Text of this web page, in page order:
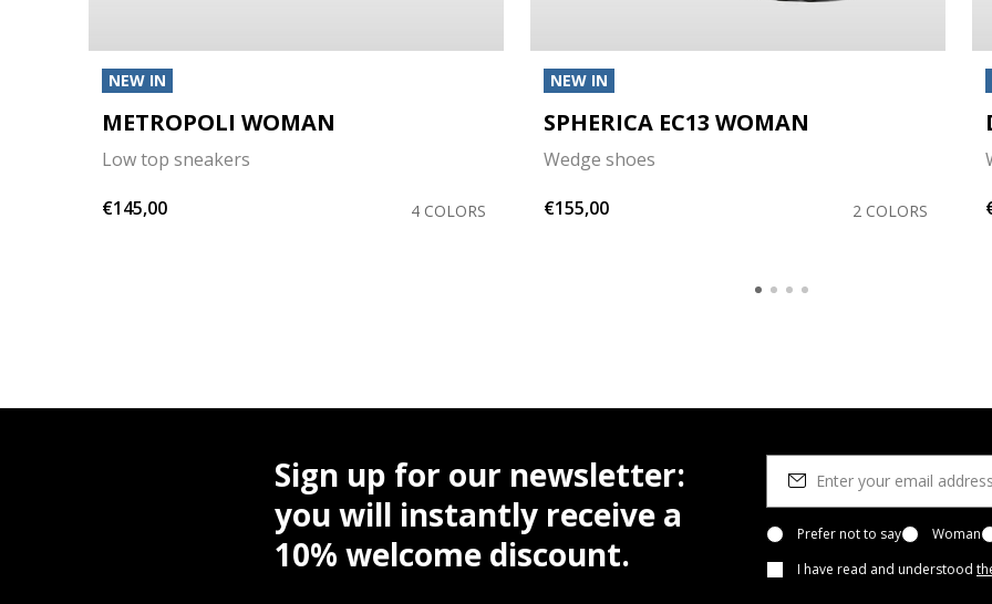
NEW IN
METROPOLI WOMAN
Low top sneakers
€145,00
4 COLORS
NEW IN
SPHERICA EC13 WOMAN
Wedge shoes
€155,00
2 COLORS
Sign up for our newsletter:
you will instantly receive a
10% welcome discount.
Prefer not to say
Woman
I have read and understood